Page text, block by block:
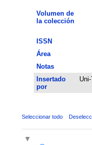
Volumen de
la colección
ISSN
Área
Notas
Insertado
por
Seleccionar todo